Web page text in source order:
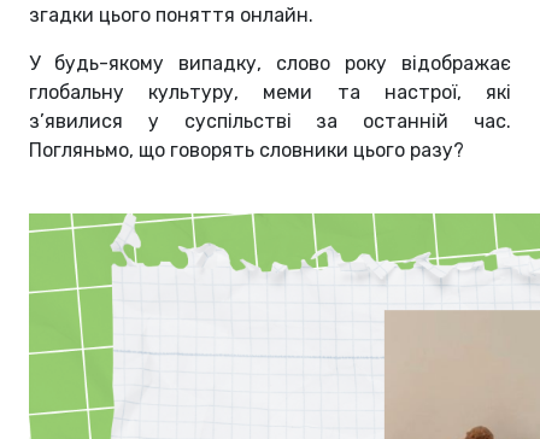
згадки цього поняття онлайн.
У будь-якому випадку, слово року відображає
глобальну культуру, меми та настрої, які
з’явилися у суспільстві за останній час.
Погляньмо, що говорять словники цього разу?